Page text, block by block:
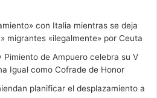
con Italia mientras se deja
migrantes «ilegalmente» por Ceuta
Pimiento de Ampuero celebra su V
Igual como Cofrade de Honor
planificar el desplazamiento a